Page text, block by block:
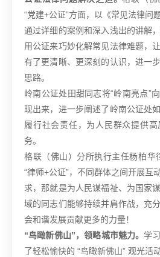
“党建+公证”方面，以《常见法律问
通过详细的案例和深入浅出的讲解
用公证来巧妙化解常见法律难题，
有了更清晰、更深刻的认识，进一
思路。
岭南公证处田甜同志将“岭南亮点”
现出来，进一步阐述了岭南公证处
履行社会责任，为人民群众提供
务。
格联（佛山）分所执行主任杨柏华
“律师+公证”，不同群体之间开展互
求，那就是为人民谋福祉、为国家
域的同志们能够持续并肩作战，充
会和谐发展贡献更多的力量！
“鸟瞰新佛山”，领略城市魅力。学
了轻松愉快的 “鸟瞰新佛山” 观光活